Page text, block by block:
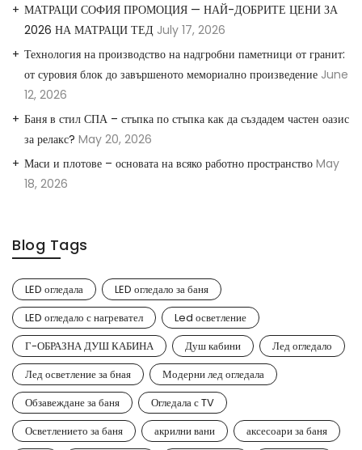
МАТРАЦИ СОФИЯ ПРОМОЦИЯ — НАЙ-ДОБРИТЕ ЦЕНИ ЗА
2026 НА МАТРАЦИ ТЕД July 17, 2026
Технология на производство на надгробни паметници от гранит:
от суровия блок до завършеното мемориално произведение June
12, 2026
Баня в стил СПА – стъпка по стъпка как да създадем частен оазис
за релакс? May 20, 2026
Маси и плотове – основата на всяко работно пространство May
18, 2026
Blog Tags
LED огледала
LED огледало за баня
LED огледало с нагревател
Led осветление
Г-ОБРАЗНА ДУШ КАБИНА
Душ кабини
Лед огледало
Лед осветление за бная
Модерни лед огледала
Обзавеждане за баня
Огледала с TV
Осветлението за баня
акрилни вани
аксесоари за баня